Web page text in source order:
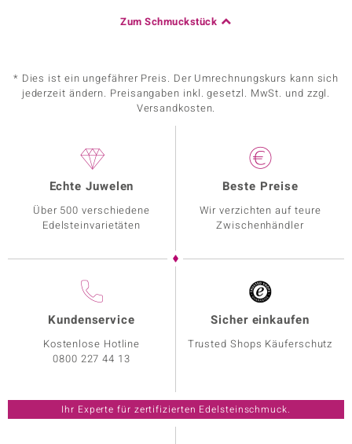
Zum Schmuckstück
* Dies ist ein ungefährer Preis. Der Umrechnungskurs kann sich
jederzeit ändern. Preisangaben inkl. gesetzl. MwSt. und zzgl.
Versandkosten.
Echte Juwelen
Über 500 verschiedene
Edelsteinvarietäten
Beste Preise
Wir verzichten auf teure
Zwischenhändler
Kundenservice
Kostenlose Hotline
0800 227 44 13
Sicher einkaufen
Trusted Shops Käuferschutz
Ihr Experte für zertifizierten Edelsteinschmuck.